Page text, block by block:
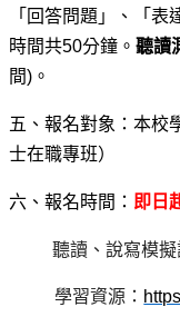
「回答問題」、「
時間共50分鐘。 聽讀
間)。
五、報名對象：本校
士在職專班）
六、報名時間： 即日
聽讀、說寫模擬
學習資源：